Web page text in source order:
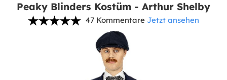
Peaky Blinders Kostüm - Arthur Shelby
47 Kommentare Jetzt ansehen